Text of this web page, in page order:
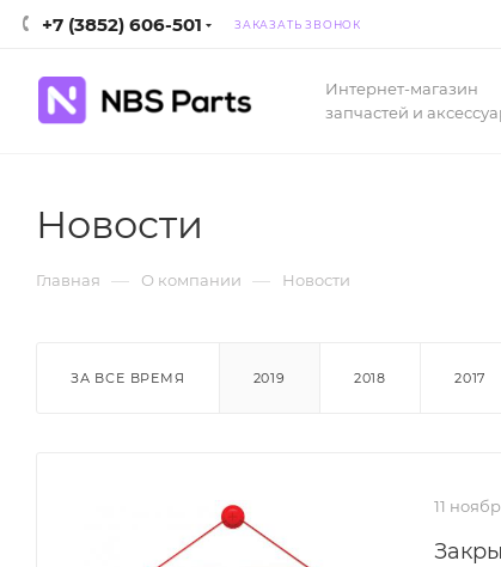
+7 (3852) 606-501 ЗАКАЗАТЬ ЗВОНОК
Интернет-магазин
запчастей и
Новости
Главная — О компании — Новости
ЗА ВСЕ ВРЕМЯ 2019 2018 2017
11